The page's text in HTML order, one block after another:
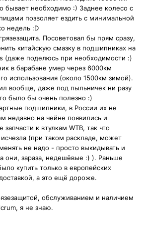
бывает необходимо :) Заднее колесо с
позволяет ездить с минимальной
недель :D
Посоветовал бы прям сразу,
китайскую смазку в подшипниках на
(даже поделюсь при необходимости :)
в барабане умер через 6000км
использования (около 1500км зимой).
вообще, даже под пыльничек ни разу
было бы очень полезно :)
подшипники, в России их не
недавно на чейне появились и
к втулкам WTB, так что
(при таком раскладе, может
не надо - просто выкидывать и
они, зараза, недешёвые :) ). Раньше
купить только в европейских
а это ещё дороже.
обслуживанием и наличием
я не знаю.